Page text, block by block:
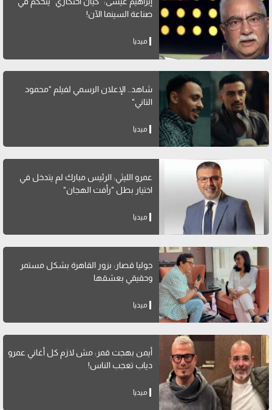
صناعة السينما الآن!
ميديا
شاهد.. الإعلان الرسمي لفيلم "محمود
التاني"
ميديا
عمرو الليثي: الرئيس مبارك لم يتدخل في
اختيار بطل "رأفت الهجان"
ميديا
جوليا قصار: بزور القاهرة بشكل مستمر
وحقيقي بعشقها
ميديا
أيمن بهجت قمر: مش لازم كل أغاني عمرو
دياب تعجب الناس!
ميديا